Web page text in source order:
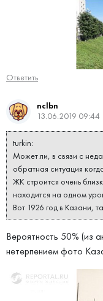
Ответить
nclbn
13.06.2019 09:44
turkin:
Может ли, в связи с
обратная ситуация
ЖК строится очень
находится на одном
Вот 1926 год в Казани,
Вероятность 50% (из
нетерпением фото